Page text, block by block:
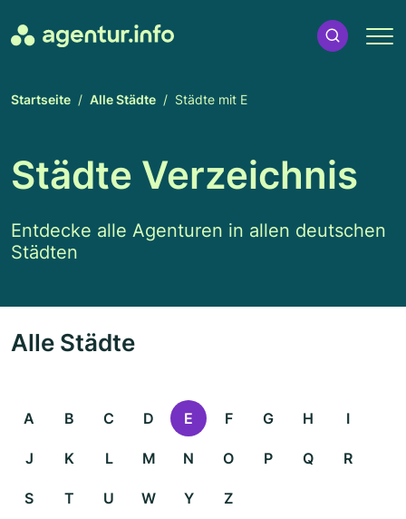
Startseite Alle Städte Städte mit E
Städte Verzeichnis
Entdecke alle Agenturen in allen deutschen
Städten
Alle Städte
A B C D E F G H I
J K L M N O P Q R
S T U W Y Z